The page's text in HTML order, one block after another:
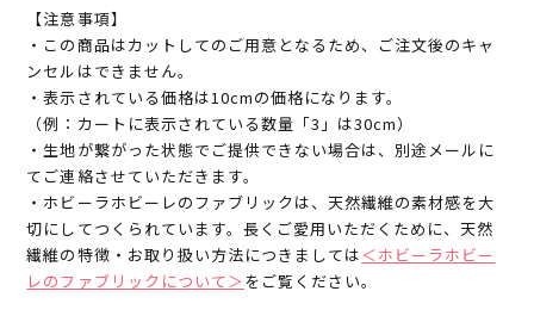
【注意事項】
・この商品はカットしてのご用意となるため、ご注文後のキャ
ンセルはできません。
・表示されている価格は10cmの価格になります。
（例：カートに表示されている数量「3」は30cm）
・生地が繋がった状態でご提供できない場合は、別途メールに
てご連絡させていただきます。
・ホビーラホビーレのファブリックは、天然繊維の素材感を大
切にしてつくられています。長くご愛用いただくために、天然
繊維の特徴・お取り扱い方法につきましては＜ホビーラホビー
レのファブリックについて＞ をご覧ください。